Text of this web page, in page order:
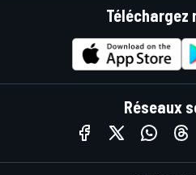
Téléchargez
Réseaux